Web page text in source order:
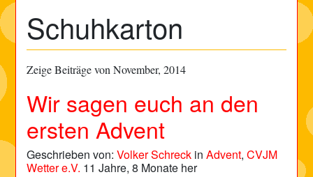
Schuhkarton
Zeige Beiträge von November, 2014
Wir sagen euch an den
ersten Advent
Geschrieben von:Volker Schreck inAdvent,CVJM
Wetter e.V. 11 Jahre, 8 Monate her